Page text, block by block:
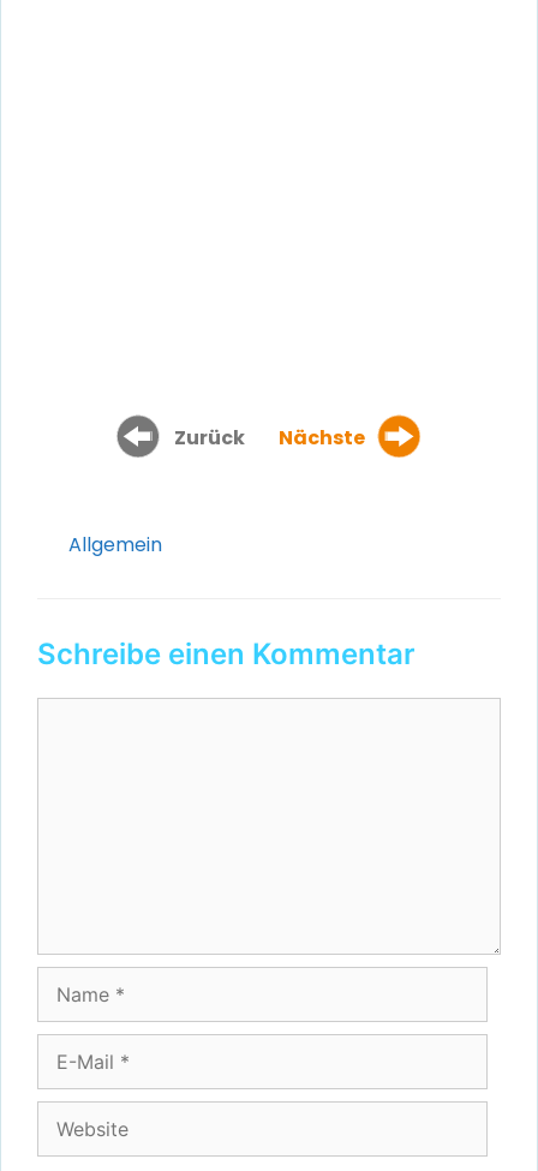
Zurück Nächste
Kategorien
Allgemein
Schreibe einen Kommentar
Name
Mail
Website